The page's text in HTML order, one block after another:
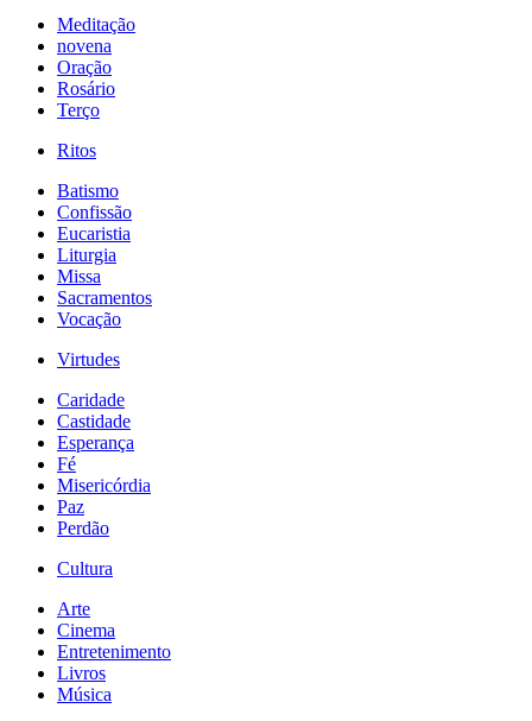
Meditação
novena
Oração
Rosário
Terço
Ritos
Batismo
Confissão
Eucaristia
Liturgia
Missa
Sacramentos
Vocação
Virtudes
Caridade
Castidade
Esperança
Fé
Misericórdia
Paz
Perdão
Cultura
Arte
Cinema
Entretenimento
Livros
Música